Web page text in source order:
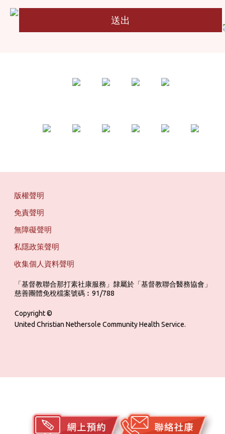
送出
版權聲明
免責聲明
無障礙聲明
私隱政策聲明
收集個人資料聲明
「基督教聯合那打素社康服務」隸屬於「基督教聯合醫務協會」
慈善團體免稅檔案號碼︰91/788
Copyright ©
United Christian Nethersole Community Health Service.